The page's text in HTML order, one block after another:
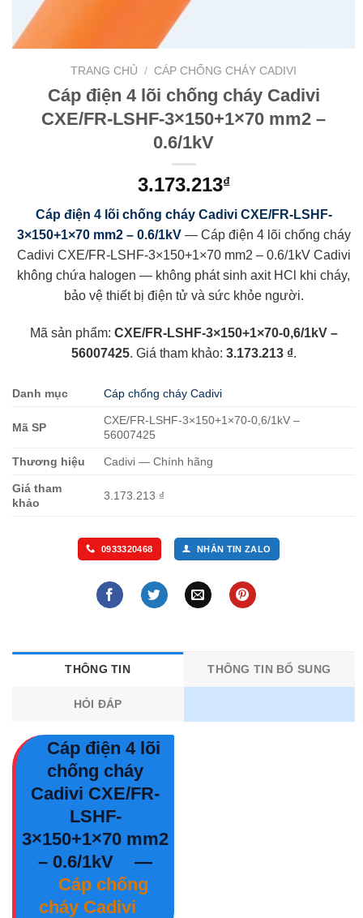
TRANG CHỦ / CÁP CHỐNG CHÁY CADIVI
Cáp điện 4 lõi chống cháy Cadivi
CXE/FR-LSHF-3×150+1×70 mm2 –
0.6/1kV
3.173.213₫
Cáp điện 4 lõi chống cháy Cadivi CXE/FR-LSHF-
3×150+1×70 mm2 – 0.6/1kV— Cáp điện 4 lõi chống cháy
Cadivi CXE/FR-LSHF-3×150+1×70 mm2 – 0.6/1kV Cadivi
không chứa halogen — không phát sinh axit HCl khi cháy,
bảo vệ thiết bị điện tử và sức khỏe người.
Mã sản phẩm: CXE/FR-LSHF-3×150+1×70-0,6/1kV –
56007425. Giá tham khảo: 3.173.213 ₫.
Danh mục Cáp chống cháy Cadivi
Mã SP
CXE/FR-LSHF-3×150+1×70-0,6/1kV –
56007425
Thương hiệu Cadivi — Chính hãng
Giá tham
khảo
3.173.213 ₫
0933320468 NHẮN TIN ZALO
THÔNG TIN THÔNG TIN BỔ SUNG
HỎI ĐÁP
Cáp điện 4 lõi
chống cháy
Cadivi CXE/FR-
LSHF-
3×150+1×70 mm2
– 0.6/1kV
—
Cáp chống
cháy Cadivi